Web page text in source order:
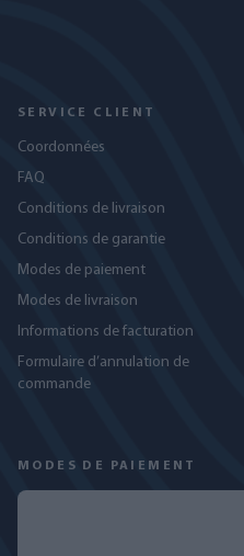
SERVICE CLIENT
Coordonnées
FAQ
Conditions de livraison
Conditions de garantie
Modes de paiement
Modes de livraison
Informations de facturation
Formulaire d’annulation de
commande
MODES DE PAIEMENT